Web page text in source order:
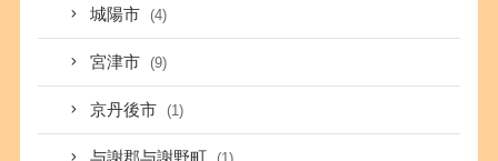
城陽市 (4)
宮津市 (9)
京丹後市 (1)
与謝郡与謝野町